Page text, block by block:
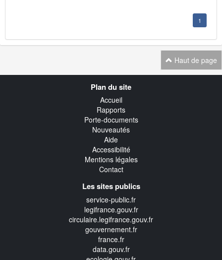
1
Haut de page
Plan du site
Accueil
Rapports
Porte-documents
Nouveautés
Aide
Accessibilité
Mentions légales
Contact
Les sites publics
service-public.fr
legifrance.gouv.fr
circulaire.legifrance.gouv.fr
gouvernement.fr
france.fr
data.gouv.fr